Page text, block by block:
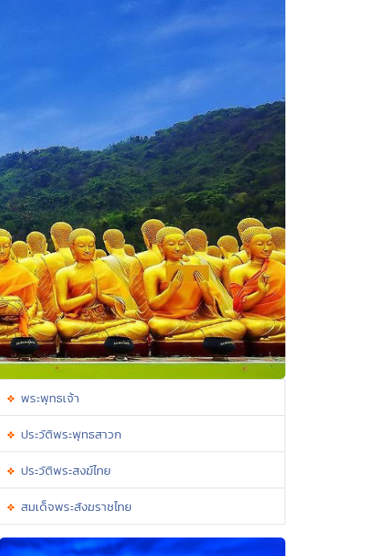
พระพุทธเจ้า
ประวัติพระพุทธสาวก
ประวัติพระสงฆ์ไทย
สมเด็จพระสังฆราชไทย